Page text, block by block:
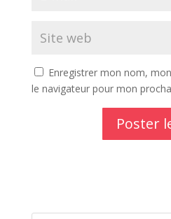
Enregistrer mon nom,
le navigateur pour mon